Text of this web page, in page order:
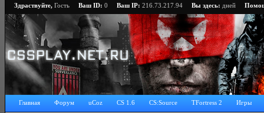
Здраствуйте, Гость Ваш ID: 0 Ваш IP: 216.73.217.94 Вы здесь: дней
Главная Форум uCoz CS 1.6 CS:Source TFortress 2 Игры